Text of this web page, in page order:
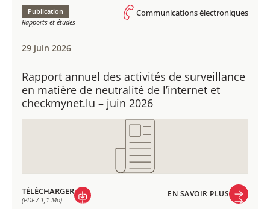
(PDF / 214,8 Ko)
Publication
Rapports et études
Communications électroniques
29 juin 2026
Rapport annuel des activités de surveillance
en matière de neutralité de l’internet et
checkmynet.lu – juin 2026
TÉLÉCHARGER
(PDF / 1,1 Mo)
EN SAVOIR PLUS